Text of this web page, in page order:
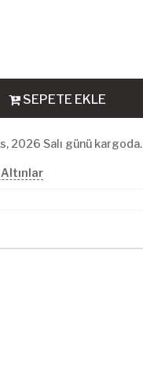
SEPETE EKLE
2026 Salı günü kargoda.